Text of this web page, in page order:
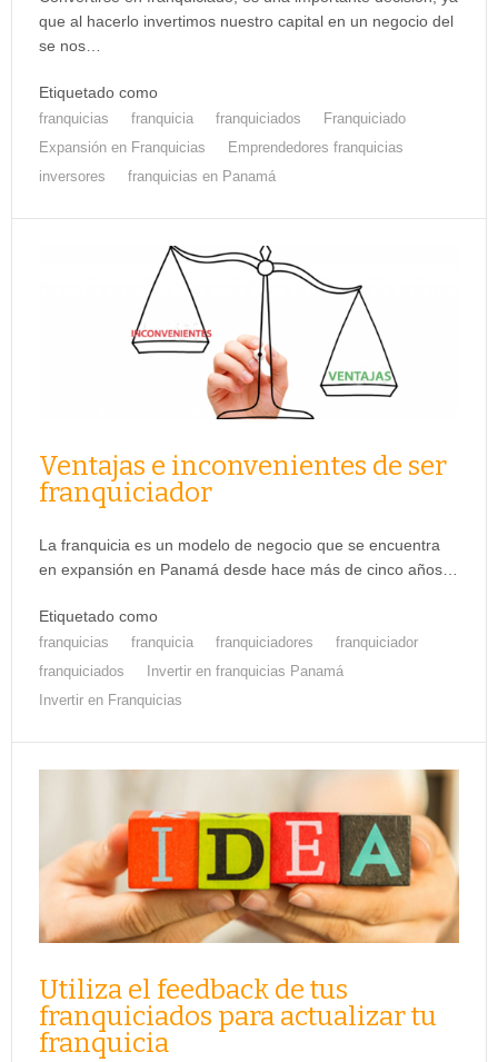
que al hacerlo invertimos nuestro capital en un negocio del
se nos…
Etiquetado como
franquicias franquicia franquiciados
Franquiciado
Expansión en Franquicias
Emprendedores franquicias
inversores
franquicias en Panamá
Ventajas e inconvenientes de ser
franquiciador
La franquicia es un modelo de negocio que se encuentra
en expansión en Panamá desde hace más de cinco años…
Etiquetado como
franquicias franquicia franquiciadores
franquiciador
franquiciados
Invertir en franquicias Panamá
Invertir en Franquicias
Utiliza el feedback de tus
franquiciados para actualizar tu
franquicia